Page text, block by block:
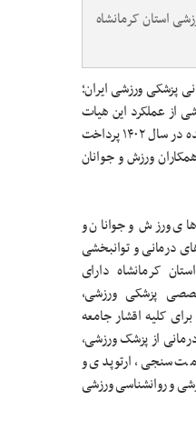
استان کرمانشاه
پزشکی ورزشی ایران؛
از عملکرد این هیات
به تشریح تقویم و برنامه های پیش بینی شده در سال ۱۴۰۲ پرداخت
ورزش و جوانان
ورزش و جوانان و
درمانی و توانبخشی
کرمانشاه دارای
پزشکی ورزشی،
کلیه اقشار جامعه
از پزشک ورزشی،
سنجی، ارتوپدی و
و روانشناسی ورزشی